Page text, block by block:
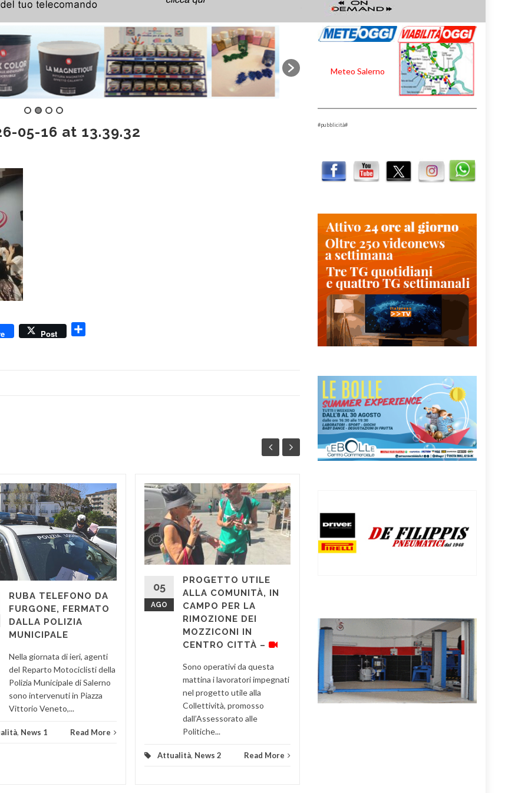
05-16 at 13.39.32
Post
RUBA TELEFONO DA
FURGONE, FERMATO
DALLA POLIZIA
MUNICIPALE
Nella giornata di ieri, agenti
del Reparto Motociclisti della
Polizia Municipale di Salerno
sono intervenuti in Piazza
Vittorio Veneto,...
, News 1 Read More
05
AGO
PROGETTO UTILE
ALLA COMUNITÀ, IN
CAMPO PER LA
RIMOZIONE DEI
MOZZICONI IN
CENTRO CITTÀ –
Sono operativi da questa
mattina i lavoratori impegnati
nel progetto utile alla
Collettività, promosso
dall’Assessorato alle
Politiche...
Attualità, News 2 Read More
AGO
BASKET E DAL PARCO
GIOCHI: IL COMUNE
DI SALERNO CORRE AI
finiti nel mirino di atti
vandalici e danneggiamenti.
Le...
Attualità, News 2 Read More
Meteo Salerno
#pubblicità#